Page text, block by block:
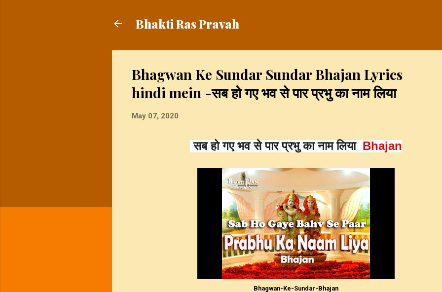
Bhakti Ras Pravah
Bhagwan Ke Sundar Sundar Bhajan Lyrics
hindi mein -सब हो गए भव से पार प्रभु का नाम लिया
May 07, 2020
सब हो गए भव से पार प्रभु का नाम लिया Bhajan
Bhagwan-Ke-Sundar-Bhajan